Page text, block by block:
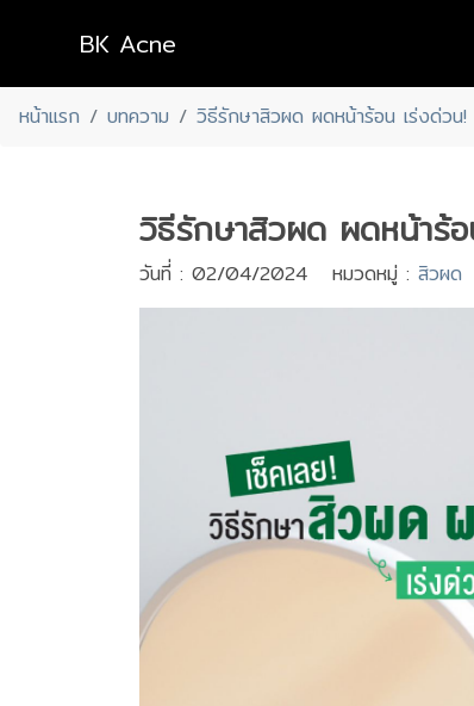
BK Acne
หน้าแรก บทความ วิธีรักษาสิวผด ผดหน้าร้อน เร่งด่วน!
วิธีรักษาสิวผด ผดหน้าร้
วันที่ : 02/04/2024 หมวดหมู่ : สิวผด